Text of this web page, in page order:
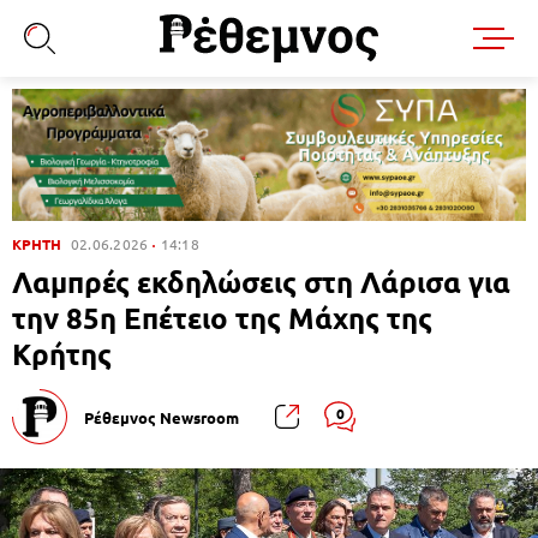
ΚΡΗΤΗ 02.06.2026 14:18
Λαμπρές εκδηλώσεις στη Λάρισα για
την 85η Επέτειο της Μάχης της
Κρήτης
Ρέθεμνος Newsroom 0